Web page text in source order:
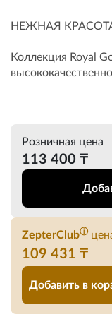
НЕЖНАЯ
Коллекция Royal
Розничная цена
113 400 ₸
ZepterClubⓘ
109 431 ₸
Добавить в